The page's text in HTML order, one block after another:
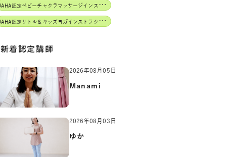
J
AHA認定ベビーチャクラマッサージインストラクター
J
AHA認定リトル＆キッズヨガインストラクター
新着認定講師
2026年08月05日
Manami
2026年08月03日
ゆか